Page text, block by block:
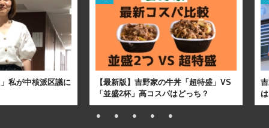
私が中核派区議に
【最新版】吉野家の牛丼「超特盛」VS
「並盛2杯」高コスパはどっち？